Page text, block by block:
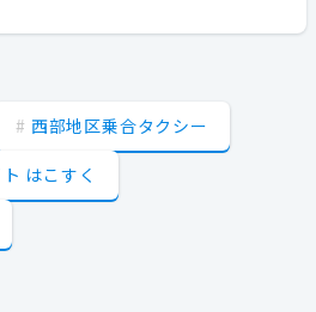
西部地区乗合タクシー
はこすく